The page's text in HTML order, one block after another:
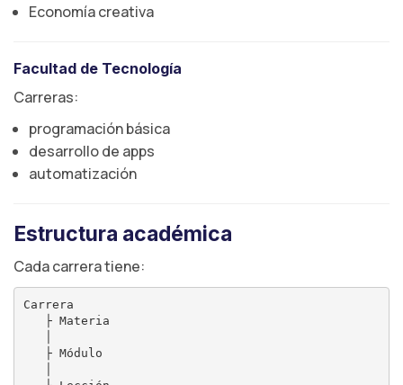
Economía creativa
Facultad de Tecnología
Carreras:
programación básica
desarrollo de apps
automatización
Estructura académica
Cada carrera tiene:
Carrera